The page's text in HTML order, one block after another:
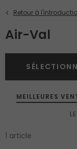
Air-Val
MEILLEURES
1 article